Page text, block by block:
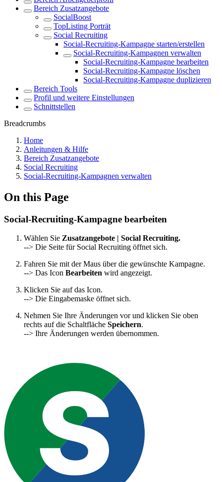
Bereich Zusatzangebote
SocialBoost
TopListing Porträt
Social Recruiting
Social-Recruiting-Kampagne starten/erstellen
Social-Recruiting-Kampagnen verwalten
Social-Recruiting-Kampagne bearbeiten
Social-Recruiting-Kampagne löschen
Social-Recruiting-Kampagne duplizieren
Bereich Tools
Profil und weitere Einstellungen
Schnittstellen
Breadcrumbs
Home
Anleitungen & Hilfe
Bereich Zusatzangebote
Social Recruiting
Social-Recruiting-Kampagnen verwalten
On this Page
Social-Recruiting-Kampagne bearbeiten
Wählen Sie Zusatzangebote | Social Recruiting.
--> Die Seite für Social Recruiting öffnet sich.
Fahren Sie mit der Maus über die gewünschte Kampagne.
--> Das Icon Bearbeiten wird angezeigt.
Klicken Sie auf das Icon.
--> Die Eingabemaske öffnet sich.
Nehmen Sie Ihre Änderungen vor und klicken Sie oben
rechts auf die Schaltfläche Speichern.
--> Ihre Änderungen werden übernommen.